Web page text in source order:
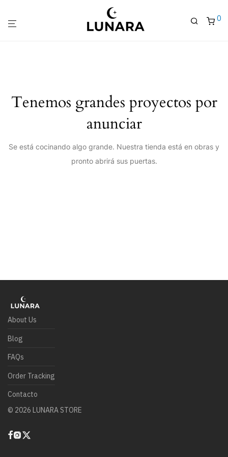
0
Tenemos grandes proyectos por
anunciar
Se está cocinando algo grande. Nuestra tienda está en obras y
pronto abrirá sus puertas.
About Us
Blog
FAQs
Order Tracking
Contacto
© 2026 LUNARA STORE